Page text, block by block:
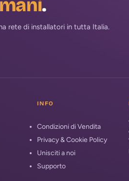
.
rete di installatori in tutta Italia.
INFO
Condizioni di Vendita
Privacy & Cookie Policy
Unisciti a noi
Supporto